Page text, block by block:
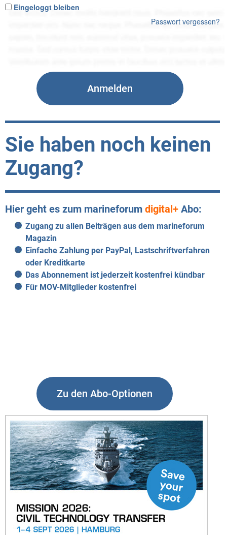
Eingeloggt bleiben
Passwort vergessen?
Sie haben noch keinen
Zugang?
Hier geht es zum marineforum digital+ Abo:
Zugang zu allen Beiträgen aus dem marineforum
Magazin
Einfache Zahlung per PayPal, Lastschriftverfahren
oder Kreditkarte
Das Abonnement ist jederzeit kostenfrei kündbar
Für MOV-Mitglieder kostenfrei
Zu den Abo-Optionen